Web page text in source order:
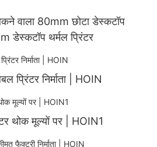
वाला 80mm छोटा डेस्कटॉप
डेस्कटॉप थर्मल प्रिंटर
प्रिंटर निर्माता | HOIN
थोक मूल्यों पर | HOIN1